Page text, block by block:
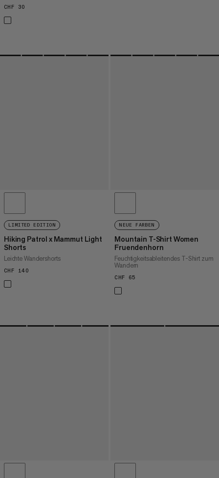
CHF 30
LIMITED EDITION
Hiking Patrol x Mammut Light
Shorts
Leichte Wandershorts
CHF 140
NEUE FARBEN
Mountain T-Shirt Women
Fruendenhorn
Feuchtigkeitsableitendes T-Shirt zum
Wandern
CHF 65